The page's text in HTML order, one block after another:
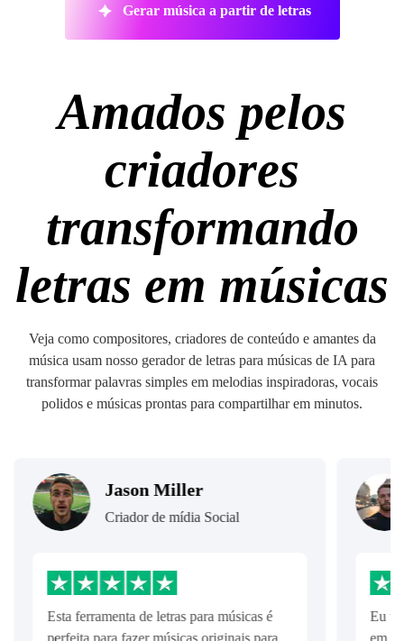
Gerar música a partir de letras
Amados pelos
criadores
transformando
letras em músicas
Veja como compositores, criadores de conteúdo e amantes da
música usam nosso gerador de letras para músicas de IA para
transformar palavras simples em melodias inspiradoras, vocais
polidos e músicas prontas para compartilhar em minutos.
Jason Miller
Criador de mídia Social
Esta ferramenta de letras para músicas é
perfeita para fazer músicas originais para
Eu
em